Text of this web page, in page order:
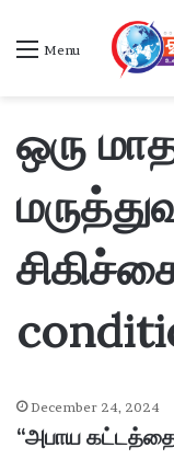
Menu
ஒரு
December 24, 2024
“அபாய கட்டத்தை